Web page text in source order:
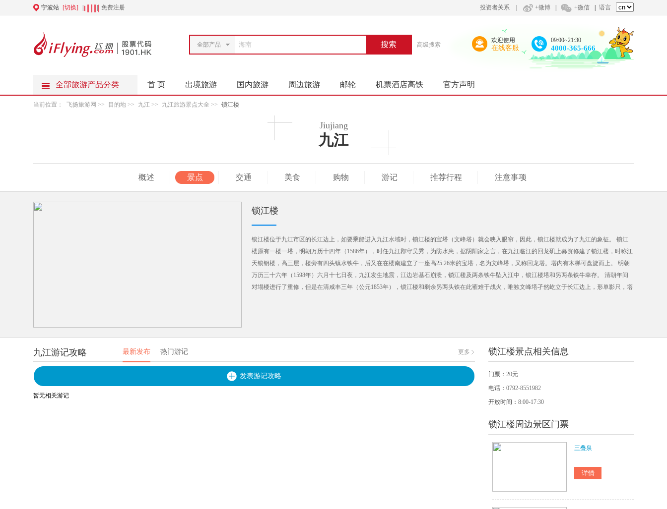
宁波站 [切换] | 免费注册 投资者关系 +微博 +微信 语言
全部产品 搜索 高级搜索
欢迎使用
在线客服
09:00~21:30
4000-365-666
全部旅游产品分类 首 页 出境旅游 国内旅游 周边旅游 邮轮 机票酒店高铁 官方声明
当前位置： 飞扬旅游网 >> 目的地 >> 九江 >> 九江旅游景点大全 >> 锁江楼
Jiujiang
九江
概述 景点 交通 美食 购物 游记 推荐行程 注意事项
锁江楼
锁江楼位于九江市区的长江边上，如要乘船进入九江水域时，锁江楼的宝塔（文峰塔）就会映入眼帘，因此，锁江楼就成为了九江的象征。 锁江
楼原有一楼一塔，明朝万历十四年（1586年），时任九江郡守吴秀，为防水患，据阴阳家之言，在九江临江的回龙矶上募资修建了锁江楼，时称江
天锁钥楼，高三层，楼旁有四头镇水铁牛，后又在在楼南建立了一座高25.26米的宝塔，名为文峰塔，又称回龙塔。塔内有木梯可盘旋而上。 明朝
万历三十六年（1598年）六月十七日夜，九江发生地震，江边岩基石崩溃，锁江楼及两条铁牛坠入江中，锁江楼塔和另两条铁牛幸存。 清朝年间
对塌楼进行了重修，但是在清咸丰三年（公元1853年），锁江楼和剩余另两头铁在此罹难于战火，唯独文峰塔孑然屹立于长江边上，形单影只，塔
九江游记攻略 最新发布 热门游记 更多
发表游记攻略
暂无相关游记
锁江楼景点相关信息
门票： 20元
电话： 0792-8551982
开放时间： 8:00-17:30
锁江楼周边景区门票
三叠泉